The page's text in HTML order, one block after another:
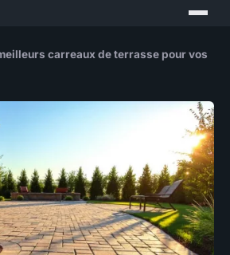
carreaux de terrasse pour vos